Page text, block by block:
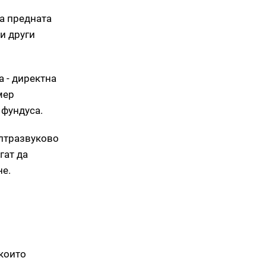
предната
други
- директна
да